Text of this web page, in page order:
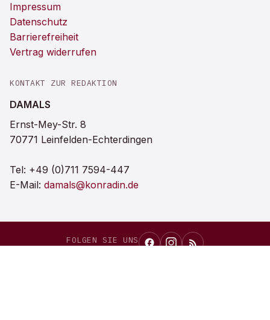
Impressum
Datenschutz
Barrierefreiheit
Vertrag widerrufen
KONTAKT ZUR REDAKTION
DAMALS
Ernst-Mey-Str. 8
70771 Leinfelden-Echterdingen
Tel: +49 (0)711 7594-447
E-Mail: damals@konradin.de
FOLGEN SIE UNS